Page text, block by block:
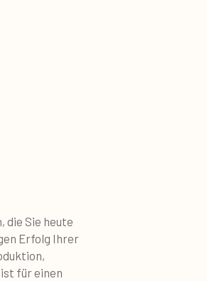
die Sie heute
Erfolg Ihrer
für einen